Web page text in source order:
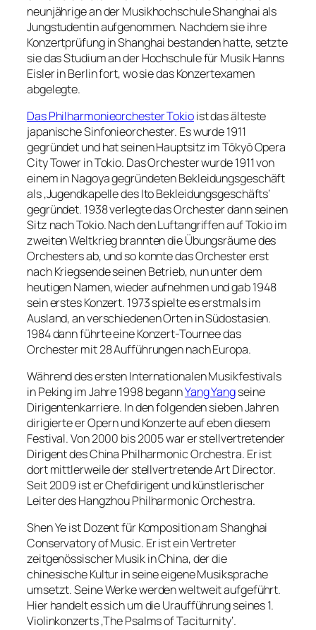
neunjährige an der Musikhochschule Shanghai als
Jungstudentin aufgenommen. Nachdem sie ihre
Konzertprüfung in Shanghai bestanden hatte, setzte
sie das Studium an der Hochschule für Musik Hanns
Eisler in Berlin fort, wo sie das Konzertexamen
abgelegte.
Das Philharmonieorchester Tokioist das älteste
japanische Sinfonieorchester. Es wurde 1911
gegründet und hat seinen Hauptsitz im Tōkyō Opera
City Tower in Tokio. Das Orchester wurde 1911 von
einem in Nagoya gegründeten Bekleidungsgeschäft
als ‚Jugendkapelle des Ito Bekleidungsgeschäfts‘
gegründet. 1938 verlegte das Orchester dann seinen
Sitz nach Tokio. Nach den Luftangriffen auf Tokio im
zweiten Weltkrieg brannten die Übungsräume des
Orchesters ab, und so konnte das Orchester erst
nach Kriegsende seinen Betrieb, nun unter dem
heutigen Namen, wieder aufnehmen und gab 1948
sein erstes Konzert. 1973 spielte es erstmals im
Ausland, an verschiedenen Orten in Südostasien.
1984 dann führte eine Konzert-Tournee das
Orchester mit 28 Aufführungen nach Europa.
Während des ersten Internationalen Musikfestivals
in Peking im Jahre 1998 begannYang Yangseine
Dirigentenkarriere. In den folgenden sieben Jahren
dirigierte er Opern und Konzerte auf eben diesem
Festival. Von 2000 bis 2005 war er stellvertretender
Dirigent des China Philharmonic Orchestra. Er ist
dort mittlerweile der stellvertretende Art Director.
Seit 2009 ist er Chefdirigent und künstlerischer
Leiter des Hangzhou Philharmonic Orchestra.
Shen Ye ist Dozent für Komposition am Shanghai
Conservatory of Music. Er ist ein Vertreter
zeitgenössischer Musik in China, der die
chinesische Kultur in seine eigene Musiksprache
umsetzt. Seine Werke werden weltweit aufgeführt.
Hier handelt es sich um die Uraufführung seines 1.
Violinkonzerts ‚The Psalms of Taciturnity‘.